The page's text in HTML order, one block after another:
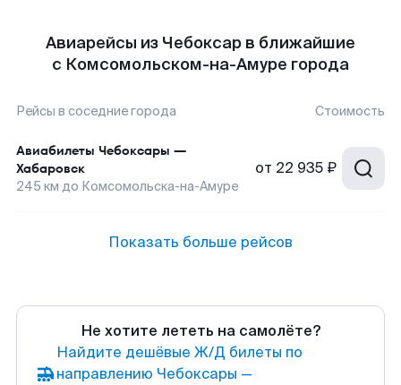
Авиарейсы из Чебоксар в ближайшие
с Комсомольском-на-Амуре города
Рейсы в соседние города Стоимость
Авиабилеты Чебоксары —
Хабаровск
245 км до Комсомольска-на-Амуре
от 22 935 ₽
Показать больше рейсов
Не хотите лететь на самолёте?
Найдите дешёвые Ж/Д билеты по
направлению Чебоксары —